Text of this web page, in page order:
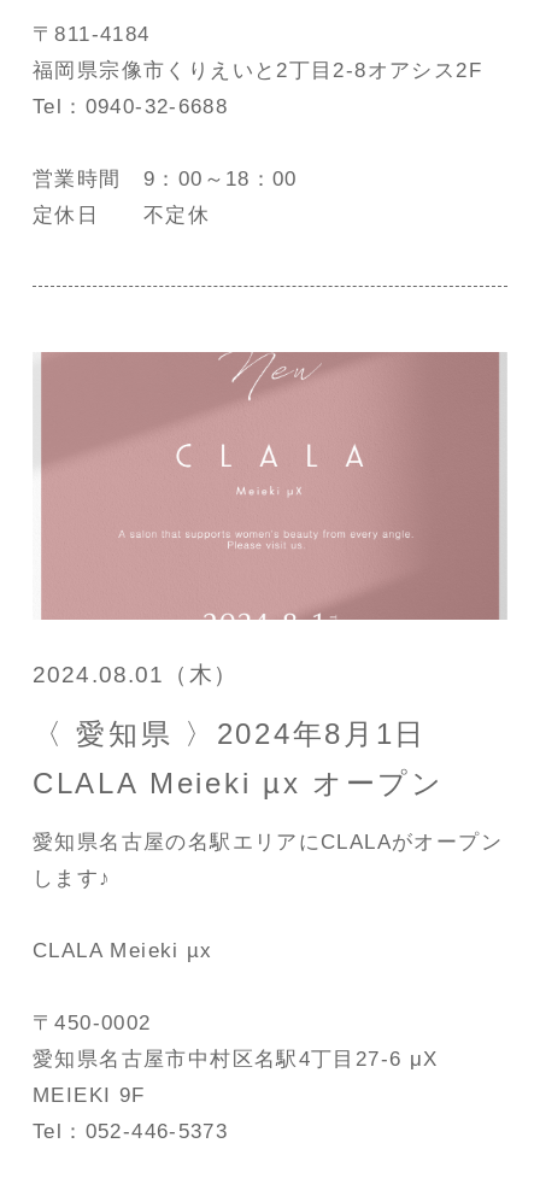
〒811-4184
福岡県宗像市くりえいと2丁目2-8オアシス2F
Tel：0940-32-6688
営業時間 9：00～18：00
定休日 不定休
2024.08.01（木）
〈 愛知県 〉2024年8月1日
CLALA Meieki µx オープン
愛知県名古屋の名駅エリアにCLALAがオープン
します♪
CLALA Meieki µx
〒450-0002
愛知県名古屋市中村区名駅4丁目27-6 μX
MEIEKI 9F
Tel：052-446-5373